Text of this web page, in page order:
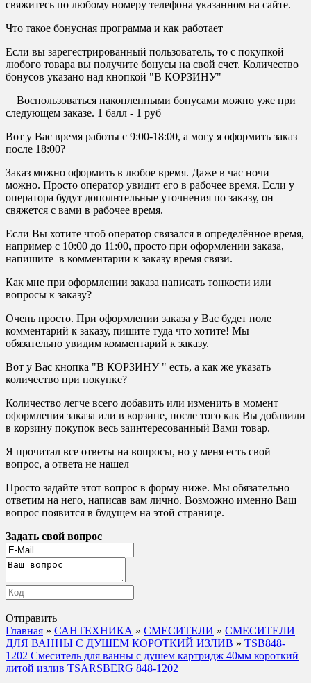
свяжитесь по любому номеру телефона указанном на сайте.
Что такое бонусная программа и как работает
Если вы зарегестрированный пользователь, то с покупкой
любого товара вы получите бонусы на свой счет. Количество
бонусов указано над кнопкой "В КОРЗИНУ"
Воспользоваться накопленными бонусами можно уже при
следующем заказе. 1 балл - 1 руб
Вот у Вас время работы с 9:00-18:00, а могу я оформить заказ
после 18:00?
Заказ можно оформить в любое время. Даже в час ночи
можно. Просто оператор увидит его в рабочее время. Если у
оператора будут дополнтельные уточнения по заказу, он
свяжется с вами в рабочее время.
Если Вы хотите чтоб оператор связался в определённое время,
например с 10:00 до 11:00, просто при оформлении заказа,
напишите в комментарии к заказу время связи.
Как мне при оформлении заказа написать тонкости или
вопросы к заказу?
Очень просто. При оформлении заказа у Вас будет поле
комментарий к заказу, пишите туда что хотите! Мы
обязательно увидим комментарий к заказу.
Вот у Вас кнопка "В КОРЗИНУ " есть, а как же указать
количество при покупке?
Количество легче всего добавить или изменить в момент
оформления заказа или в корзине, после того как Вы добавили
в корзину покупок весь заинтересованный Вами товар.
Я прочитал все ответы на вопросы, но у меня есть свой
вопрос, а ответа не нашел
Просто задайте этот вопрос в форму ниже. Мы обязательно
ответим на него, написав вам лично. Возможно именно Ваш
вопрос появится в будущем на этой странице.
Задать свой вопрос
Отправить
Главная » САНТЕХНИКА » СМЕСИТЕЛИ » СМЕСИТЕЛИ
ДЛЯ ВАННЫ С ДУШЕМ КОРОТКИЙ ИЗЛИВ » TSB848-
1202 Смеситель для ванны с душем картридж 40мм короткий
литой излив TSARSBERG 848-1202